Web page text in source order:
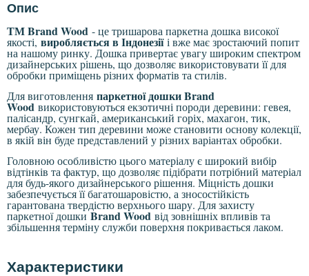
Опис
ТМ Brand Wood - це тришарова паркетна дошка високої
якості, виробляється в Індонезіїі вже має зростаючий попит
на нашому ринку. Дошка привертає увагу широким спектром
дизайнерських рішень, що дозволяє використовувати її для
обробки приміщень різних форматів та стилів.
Для виготовлення паркетної дошки Brand
Wood використовуються екзотичні породи деревини: гевея,
палісандр, сунгкай, американський горіх, махагон, тик,
мербау. Кожен тип деревини може становити основу колекції,
в якій він буде представлений у різних варіантах обробки.
Головною особливістю цього матеріалу є широкий вибір
відтінків та фактур, що дозволяє підібрати потрібний матеріал
для будь-якого дизайнерського рішення. Міцність дошки
забезпечується її багатошаровістю, а зносостійкість
гарантована твердістю верхнього шару. Для захисту
паркетної дошкиBrand Wood від зовнішніх впливів та
збільшення терміну служби поверхня покривається лаком.
Характеристики